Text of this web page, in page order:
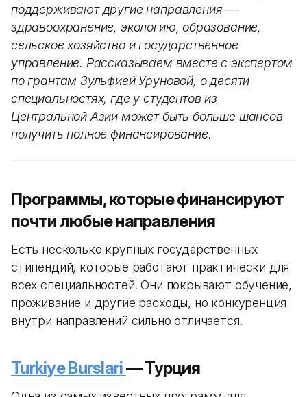
поддерживают другие направления —
здравоохранение, экологию, образование,
сельское хозяйство и государственное
управление. Рассказываем вместе с экспертом
по грантам Зульфией Уруновой, о десяти
специальностях, где у студентов из
Центральной Азии может быть больше шансов
получить полное финансирование.
Программы, которые финансируют
почти любые направления
Есть несколько крупных государственных
стипендий, которые работают практически для
всех специальностей. Они покрывают обучение,
проживание и другие расходы, но конкуренция
внутри направлений сильно отличается.
Turkiye Burslari— Турция